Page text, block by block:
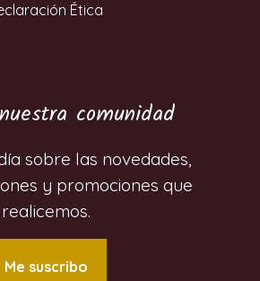
Ética
comunidad
sobre las novedades,
y promociones que
realicemos.
Me suscribo